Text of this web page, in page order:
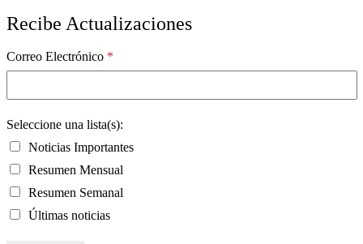
Recibe Actualizaciones
Correo Electrónico *
Seleccione una lista(s):
Noticias Importantes
Resumen Mensual
Resumen Semanal
Últimas noticias